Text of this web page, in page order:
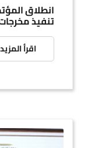
انطلاق
تنفيذ مخرجات
اقرأ المزيد